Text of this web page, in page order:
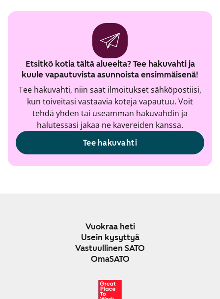
Etsitkö kotia tältä alueelta? Tee hakuvahti ja
kuule vapautuvista asunnoista ensimmäisenä!
Tee hakuvahti, niin saat ilmoitukset sähköpostiisi,
kun toiveitasi vastaavia koteja vapautuu. Voit
tehdä yhden tai useamman hakuvahdin ja
halutessasi jakaa ne kavereiden kanssa.
Tee hakuvahti
Vuokraa heti
Usein kysyttyä
Vastuullinen SATO
OmaSATO